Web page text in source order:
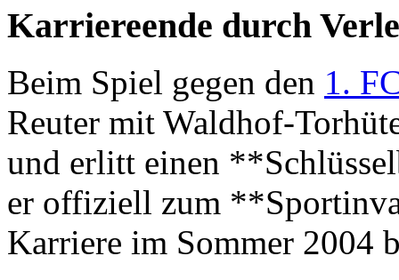
Karriereende durch
Beim Spiel gegen den 1.
Reuter mit
und erlitt einen
er offiziell zum
Karriere im Sommer 2004